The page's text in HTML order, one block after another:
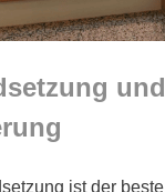
und
ist der beste